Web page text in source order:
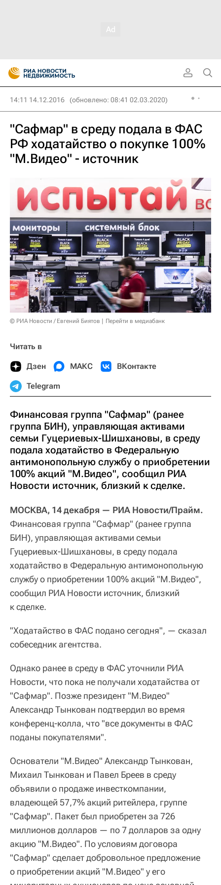
14:11 14.12.2016 (обновлено: 08:41 02.03.2020)
"Сафмар" в среду подала в ФАС
РФ ходатайство о покупке 100%
"М.Видео" - источник
© РИА Новости / Евгений Биятов Перейти в медиабанк
Читать в
Дзен МАКС ВКонтакте
Telegram
Финансовая группа "Сафмар" (ранее
группа БИН), управляющая активами
семьи Гуцериевых-Шишхановы, в среду
подала ходатайство в Федеральную
антимонопольную службу о приобретении
100% акций "М.Видео", сообщил РИА
Новости источник, близкий к сделке.
МОСКВА, 14 декабря — РИА Новости/Прайм.
Финансовая группа "Сафмар" (ранее группа
БИН), управляющая активами семьи
Гуцериевых-Шишхановы, в среду подала
ходатайство в Федеральную антимонопольную
службу о приобретении 100% акций "М.Видео",
сообщил РИА Новости источник, близкий
к сделке.
"Ходатайство в ФАС подано сегодня", — сказал
собеседник агентства.
Однако ранее в среду в ФАС уточнили РИА
Новости, что пока не получали ходатайства от
"Сафмар". Позже президент "М.Видео"
Александр Тынкован подтвердил во время
конференц-колла, что "все документы в ФАС
поданы покупателями".
Основатели "М.Видео" Александр Тынкован,
Михаил Тынкован и Павел Бреев в среду
объявили о продаже инвесткомпании,
владеющей 57,7% акций ритейлера, группе
"Сафмар". Пакет был приобретен за 726
миллионов долларов — по 7 долларов за одну
акцию "М.Видео". По условиям договора
"Сафмар" сделает добровольное предложение
о приобретении акций "М.Видео" у его